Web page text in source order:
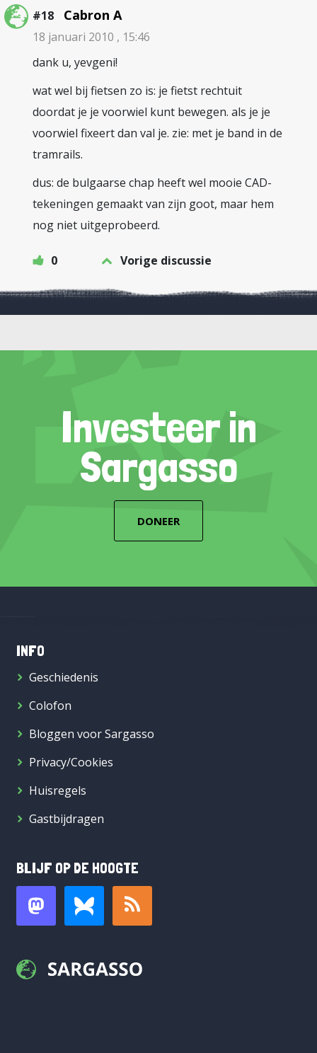
#18 Cabron A
18 januari 2010 , 15:46
dank u, yevgeni!
wat wel bij fietsen zo is: je fietst rechtuit
doordat je je voorwiel kunt bewegen. als je je
voorwiel fixeert dan val je. zie: met je band in de
tramrails.
dus: de bulgaarse chap heeft wel mooie CAD-
tekeningen gemaakt van zijn goot, maar hem
nog niet uitgeprobeerd.
0 Vorige discussie
Investeer in
Sargasso
DONEER
INFO
Geschiedenis
Colofon
Bloggen voor Sargasso
Privacy/Cookies
Huisregels
Gastbijdragen
BLIJF OP DE HOOGTE